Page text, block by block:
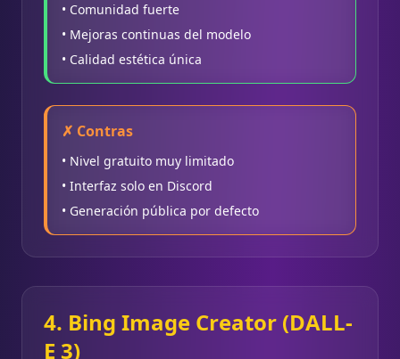
• Comunidad fuerte
• Mejoras continuas del modelo
• Calidad estética única
✗ Contras
• Nivel gratuito muy limitado
• Interfaz solo en Discord
• Generación pública por defecto
4. Bing Image Creator (DALL-
E 3)